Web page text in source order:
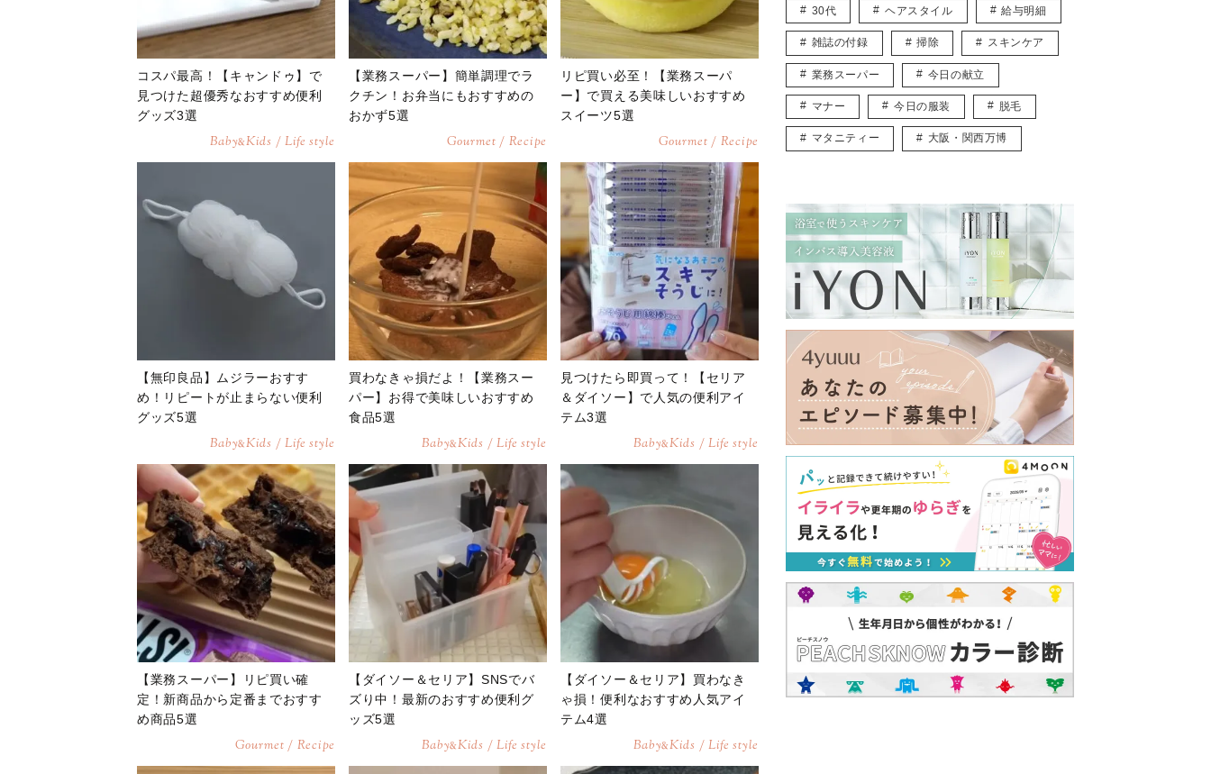
コスパ最高！【キャンドゥ】で
見つけた超優秀なおすすめ便利
グッズ3選
Baby&Kids / Life style
【業務スーパー】簡単調理でラ
クチン！お弁当にもおすすめの
おかず5選
Gourmet / Recipe
リピ買い必至！【業務スーパ
ー】で買える美味しいおすすめ
スイーツ5選
Gourmet / Recipe
【無印良品】ムジラーおすす
め！リピートが止まらない便利
グッズ5選
Baby&Kids / Life style
買わなきゃ損だよ！【業務スー
パー】お得で美味しいおすすめ
食品5選
Baby&Kids / Life style
見つけたら即買って！【セリア
＆ダイソー】で人気の便利アイ
テム3選
Baby&Kids / Life style
【業務スーパー】リピ買い確
定！新商品から定番までおすす
め商品5選
Gourmet / Recipe
【ダイソー＆セリア】SNSでバ
ズり中！最新のおすすめ便利グ
ッズ5選
Baby&Kids / Life style
【ダイソー＆セリア】買わなき
ゃ損！便利なおすすめ人気アイ
テム4選
Baby&Kids / Life style
30代 ヘアスタイル 給与明細
雑誌の付録 掃除 スキンケア
業務スーパー 今日の献立
マナー 今日の服装 脱毛
マタニティー 大阪・関西万博